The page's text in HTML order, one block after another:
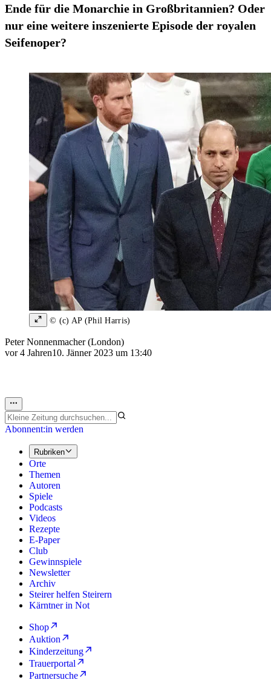
Ende für die Monarchie in Großbritannien? Oder
nur eine weitere inszenierte Episode der royalen
Seifenoper?
© (c) AP (Phil Harris)
Peter Nonnenmacher (London)
vor 4 Jahren10. Jänner 2023 um 13:40
Abonnent:in werden
Rubriken
Orte
Themen
Autoren
Spiele
Podcasts
Videos
Rezepte
E-Paper
Club
Gewinnspiele
Newsletter
Archiv
Steirer helfen Steirern
Kärntner in Not
Shop
Auktion
Kinderzeitung
Trauerportal
Partnersuche